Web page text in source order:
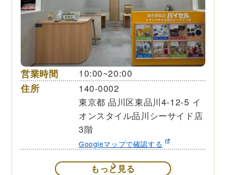
営業時間 10:00~20:00
住所
140-0002
東京都 品川区東品川4-12-5 イ
オンスタイル品川シーサイド店
3階
Googleマップで確認する
もっと見る